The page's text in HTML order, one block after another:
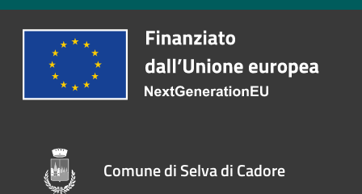
Comune di Selva di Cadore